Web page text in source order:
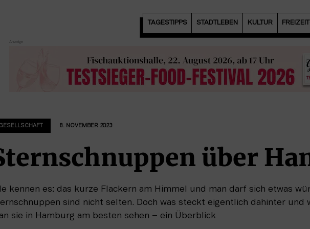
TAGESTIPPS STADTLEBEN KULTUR
8. NOVEMBER 2023
über
kennen es: das kurze Flackern am Himmel und man darf sich etwas
sind nicht selten. Doch was steckt eigentlich dahinter und
sie in Hamburg am besten sehen – ein Überblick